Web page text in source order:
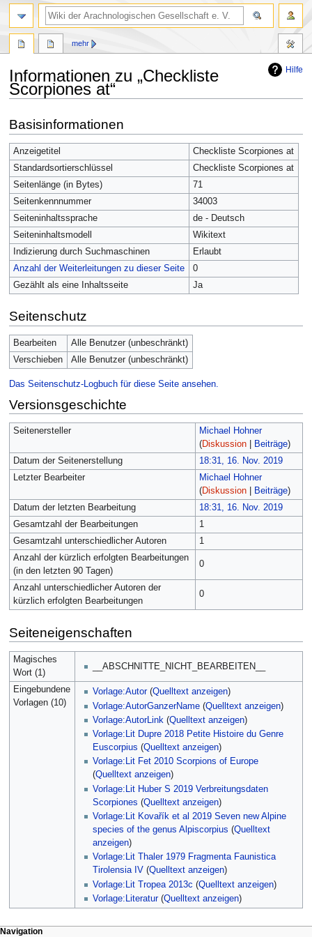
Hilfe
Informationen zu „Checkliste
Scorpiones at“
Navigation
springen
Suche
springen
Basisinformationen
Anzeigetitel
Checkliste Scorpiones at
Standardsortierschlüssel
Checkliste Scorpiones at
Seitenlänge (in Bytes)
71
Seitenkennnummer
34003
Seiteninhaltssprache
de - Deutsch
Seiteninhaltsmodell
Wikitext
Indizierung durch Suchmaschinen
Erlaubt
Anzahl der Weiterleitungen zu dieser Seite
0
Gezählt als eine Inhaltsseite
Ja
Seitenschutz
Bearbeiten
Alle Benutzer (unbeschränkt)
Verschieben
Alle Benutzer (unbeschränkt)
Das Seitenschutz-Logbuch für diese Seite ansehen.
Versionsgeschichte
Seitenersteller
Michael Hohner
(Diskussion| Beiträge)
Datum der Seitenerstellung
18:31, 16. Nov. 2019
Letzter Bearbeiter
Michael Hohner
(Diskussion| Beiträge)
Datum der letzten Bearbeitung
18:31, 16. Nov. 2019
Gesamtzahl der Bearbeitungen
1
Gesamtzahl unterschiedlicher Autoren
1
Anzahl der kürzlich erfolgten Bearbeitungen
(in den letzten 90 Tagen)
0
Anzahl unterschiedlicher Autoren der
kürzlich erfolgten Bearbeitungen
0
Seiteneigenschaften
Magisches
Wort (1)
__ABSCHNITTE_NICHT_BEARBEITEN__
Eingebundene
Vorlagen (10)
Vorlage:Autor(Quelltext anzeigen)
Vorlage:AutorGanzerName (Quelltext anzeigen)
Vorlage:AutorLink (Quelltext anzeigen)
Vorlage:Lit Dupre 2018 Petite Histoire du Genre
Euscorpius (Quelltext anzeigen)
Vorlage:Lit Fet 2010 Scorpions of Europe
(Quelltext anzeigen)
Vorlage:Lit Huber S 2019 Verbreitungsdaten
Scorpiones (Quelltext anzeigen)
Vorlage:Lit Kovařík et al 2019 Seven new Alpine
species of the genus Alpiscorpius (Quelltext
anzeigen)
Vorlage:Lit Thaler 1979 Fragmenta Faunistica
Tirolensia IV (Quelltext anzeigen)
Vorlage:Lit Tropea 2013c (Quelltext anzeigen)
Vorlage:Literatur(Quelltext anzeigen)
mehr
Navigation